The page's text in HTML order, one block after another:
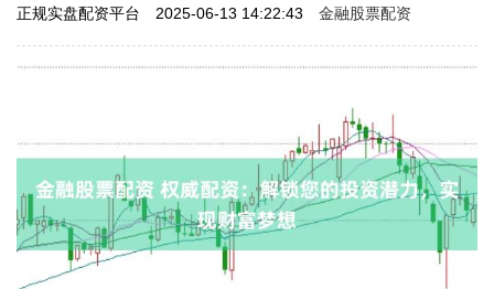
正规实盘配资平台 2025-06-13 14:22:43 金融股票配资